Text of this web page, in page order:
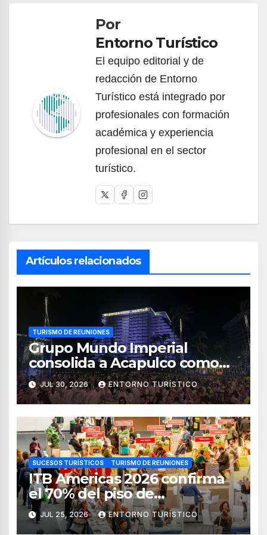
entradasPor
Entorno Turístico
El equipo editorial y de
redacción de Entorno
Turístico está integrado por
profesionales con formación
académica y experiencia
profesional en el sector
turístico.
Artículos relacionados
TURISMO DE REUNIONES
Grupo Mundo Imperial
consolida a Acapulco como
destino líder para la industria
de reuniones
JUL 30, 2026 ENTORNO TURÍSTICO
SUCESOS TURÍSTICOS TURISMO DE REUNIONES
ITB Americas 2026 confirma
el 70% del piso de
exposición vendido
JUL 25, 2026 ENTORNO TURÍSTICO